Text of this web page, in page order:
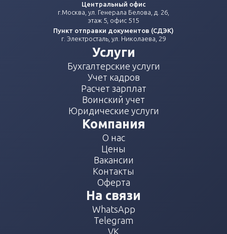
Центральный офис
г.Москва, ул. Генерала Белова, д. 26,
этаж 5, офис 515
Пункт отправки документов (СДЭК)
г. Электросталь, ул. Николаева, 29
Услуги
Бухгалтерские услуги
Учет кадров
Расчет зарплат
Воинский учет
Юридические услуги
Компания
О нас
Цены
Вакансии
Контакты
Оферта
На связи
WhatsApp
Telegram
VK